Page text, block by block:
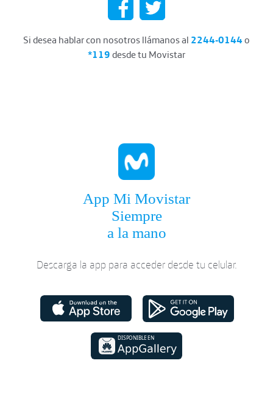
Si desea hablar con nosotros llámanos al 2244-0144 o
*119 desde tu Movistar
App Mi Movistar
Siempre
a la mano
Descarga la app para acceder desde tu celular.